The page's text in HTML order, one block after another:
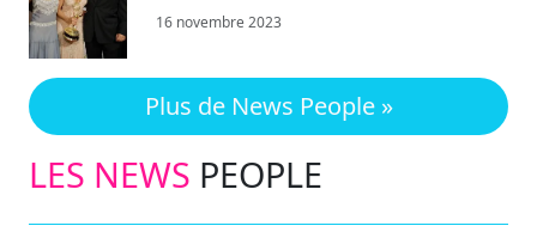
16 novembre 2023
Plus de News People »
LES NEWS PEOPLE